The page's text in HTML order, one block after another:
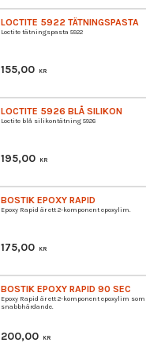
LOCTITE 5922 TÄTNINGSPASTA
Loctite tätningspasta 5922
155,00 KR
LOCTITE 5926 BLÅ SILIKON
Loctite blå silikontätning 5926
195,00 KR
BOSTIK EPOXY RAPID
Epoxy Rapid är ett 2-komponent epoxylim.
175,00 KR
BOSTIK EPOXY RAPID 90 SEC
Epoxy Rapid är ett 2-komponent epoxylim som
snabbhärdande.
200,00 KR